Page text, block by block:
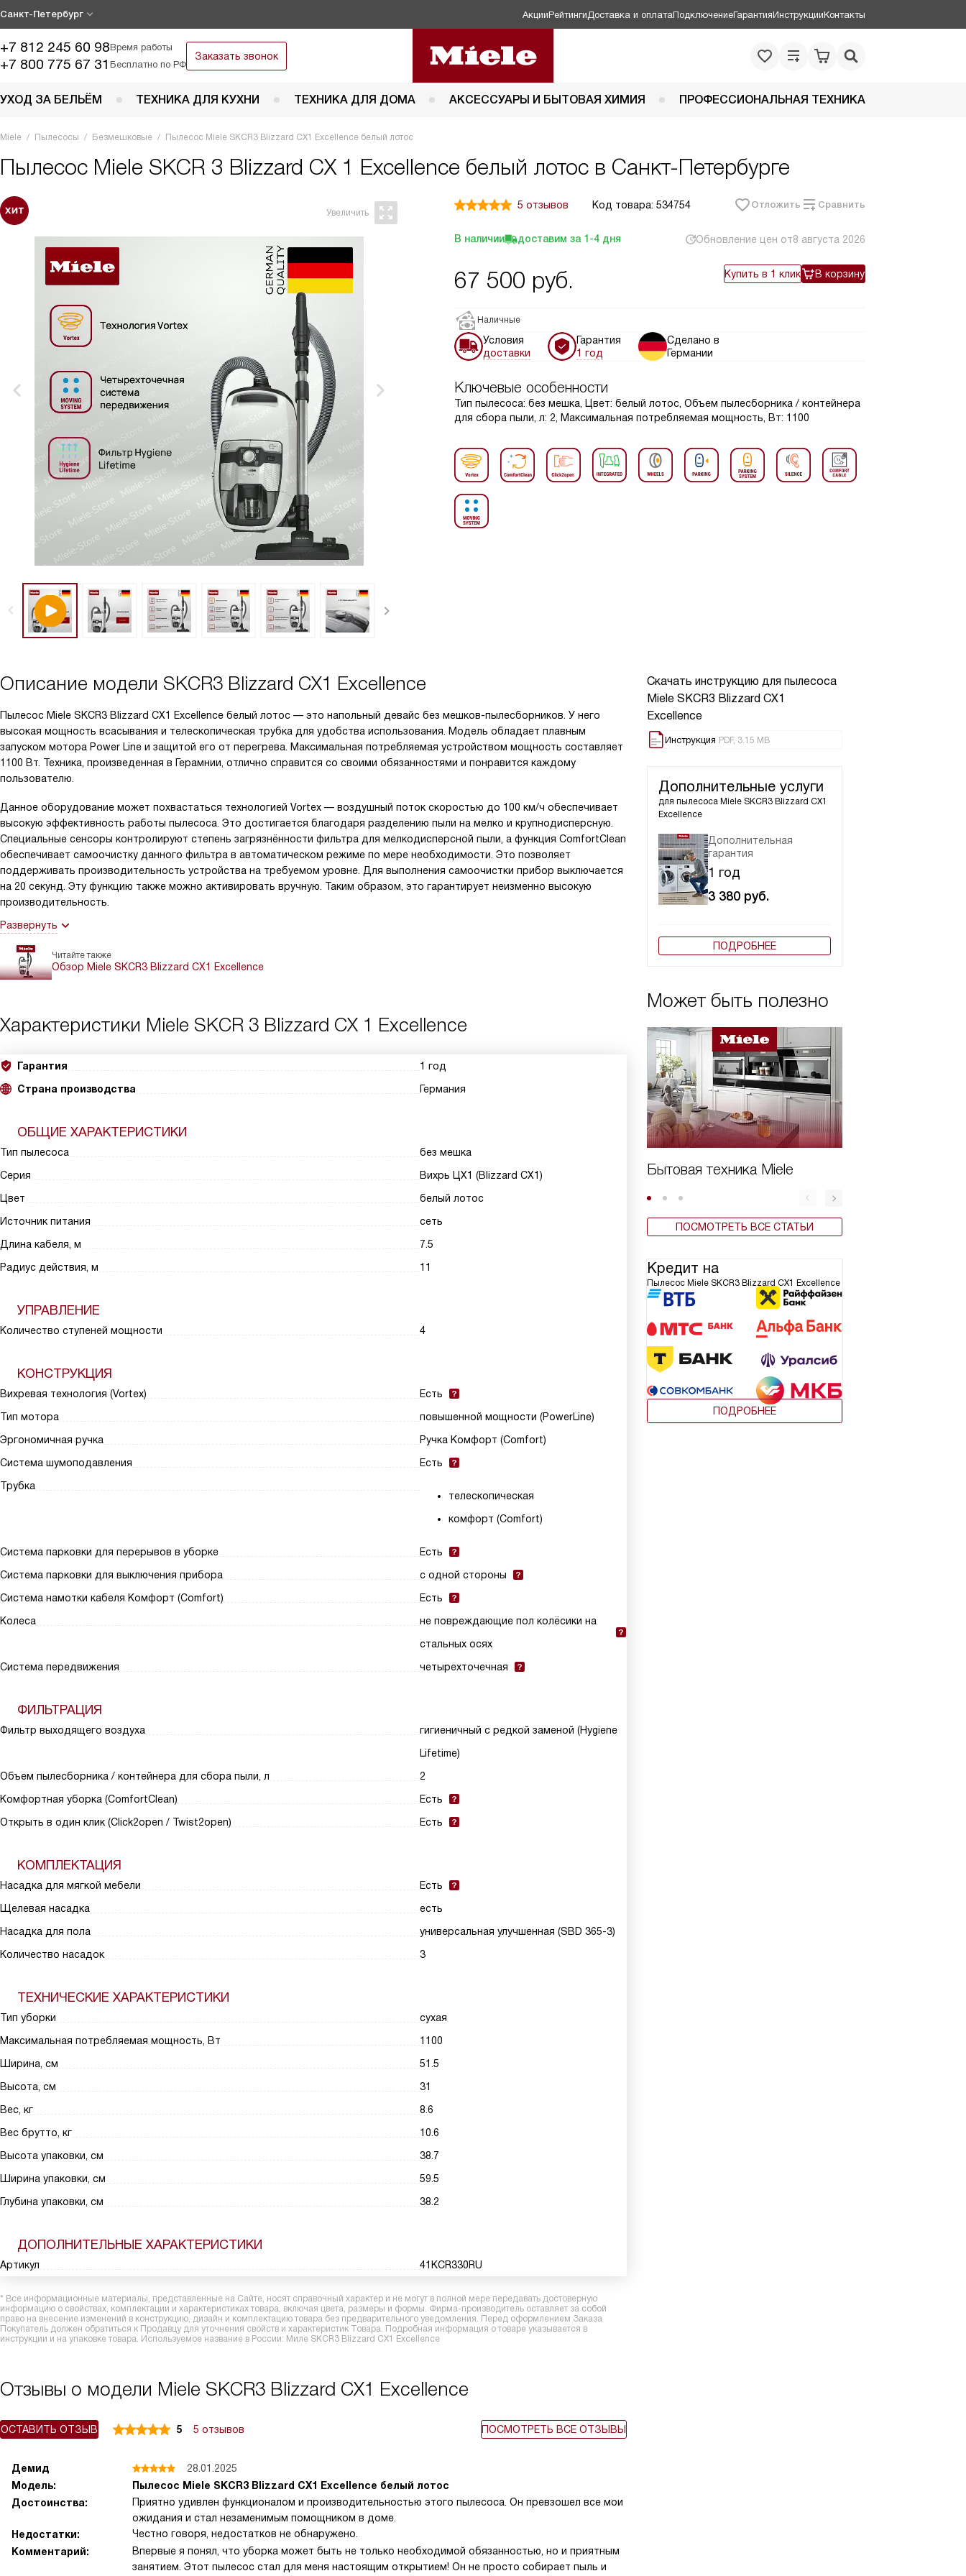
Санкт-Петербург АкцииРейтинги Доставка и оплатаПодключениеГарантияИнструкцииКонтакты
+7 812 245 60 98Время работы
+7 800 775 67 31 Бесплатно по РФ
Заказать звонок
УХОД ЗА БЕЛЬЁМ ТЕХНИКА ДЛЯ КУХНИ ТЕХНИКА ДЛЯ ДОМА АКСЕССУАРЫ И БЫТОВАЯ ХИМИЯ ПРОФЕССИОНАЛЬНАЯ ТЕХНИКА
Miele Пылесосы Безмешковые Пылесос Miele SKCR3 Blizzard CX1 Excellence белый лотос
Пылесос Miele SKCR 3 Blizzard CX 1 Excellence белый лотос в Санкт-Петербурге
5 отзывов Код товара: 534754 Отложить Сравнить
В наличии доставим за 1-4 дня Обновление цен от8 августа 2026
67 500 руб. Купить в 1 клик В корзину
Наличные
Условия
доставки
Гарантия
1 год
Сделано в
Германии
Ключевые особенности
Тип пылесоса: без мешка, Цвет: белый лотос, Объем пылесборника / контейнера
для сбора пыли, л: 2, Максимальная потребляемая мощность, Вт: 1100
Скачать инструкцию для пылесоса
Miele SKCR3 Blizzard CX1
Excellence
Инструкция PDF, 3.15 MB
Дополнительные услуги
для пылесоса Miele SKCR3 Blizzard CX1
Excellence
Дополнительная
гарантия
1 год
3 380 руб.
ПОДРОБНЕЕ
Может быть полезно
Бытовая техника Miele
ПОСМОТРЕТЬ ВСЕ СТАТЬИ
Кредит на
Пылесос Miele SKCR3 Blizzard CX1 Excellence
ПОДРОБНЕЕ
Описание модели SKCR3 Blizzard CX1 Excellence
Пылесос Miele SKCR3 Blizzard CX1 Excellence белый лотос — это напольный девайс без мешков-пылесборников. У него
высокая мощность всасывания и телескопическая трубка для удобства использования. Модель обладает плавным
запуском мотора Power Line и защитой его от перегрева. Максимальная потребляемая устройством мощность составляет
1100 Вт. Техника, произведенная в Герамнии, отлично справится со своими обязанностями и понравится каждому
пользователю.
Данное оборудование может похвастаться технологией Vortex — воздушный поток скоростью до 100 км/ч обеспечивает
высокую эффективность работы пылесоса. Это достигается благодаря разделению пыли на мелко и крупнодисперсную.
Специальные сенсоры контролируют степень загрязнённости фильтра для мелкодисперсной пыли, а функция ComfortClean
обеспечивает самоочистку данного фильтра в автоматическом режиме по мере необходимости. Это позволяет
поддерживать производительность устройства на требуемом уровне. Для выполнения самоочистки прибор выключается
на 20 секунд. Эту функцию также можно активировать вручную. Таким образом, это гарантирует неизменно высокую
производительность.
Развернуть
Читайте также
Обзор Miele SKCR3 Blizzard CX1 Excellence
Характеристики Miele SKCR 3 Blizzard CX 1 Excellence
Гарантия
1 год
Страна производства
Германия
ОБЩИЕ ХАРАКТЕРИСТИКИ
Тип пылесоса
без мешка
Серия
Вихрь ЦХ1 (Blizzard CX1)
Цвет
белый лотос
Источник питания
сеть
Длина кабеля, м
7.5
Радиус действия, м
11
УПРАВЛЕНИЕ
Количество ступеней мощности 4
КОНСТРУКЦИЯ
Вихревая технология (Vortex)
Есть
Тип мотора
повышенной мощности (PowerLine)
Эргономичная ручка
Ручка Комфорт (Comfort)
Система шумоподавления
Есть
Трубка
телескопическая
комфорт (Comfort)
Система парковки для перерывов в уборке
Есть
Система парковки для выключения прибора
с одной стороны
Система намотки кабеля Комфорт (Comfort)
Есть
Колеса
не повреждающие пол колёсики на
стальных осях
Система передвижения
четырехточечная
ФИЛЬТРАЦИЯ
Фильтр выходящего воздуха
гигиеничный с редкой заменой (Hygiene
Lifetime)
Объем пылесборника / контейнера для сбора пыли, л
2
Комфортная уборка (ComfortClean)
Есть
Открыть в один клик (Click2open / Twist2open)
Есть
КОМПЛЕКТАЦИЯ
Насадка для мягкой мебели
Есть
Щелевая насадка
есть
Насадка для пола
универсальная улучшенная (SBD 365-3)
Количество насадок
3
ТЕХНИЧЕСКИЕ ХАРАКТЕРИСТИКИ
Тип уборки
сухая
Максимальная потребляемая мощность, Вт
1100
Ширина, см
51.5
Высота, см
31
Вес, кг
8.6
Вес брутто, кг
10.6
Высота упаковки, см
38.7
Ширина упаковки, см
59.5
Глубина упаковки, см
38.2
ДОПОЛНИТЕЛЬНЫЕ ХАРАКТЕРИСТИКИ
Артикул 41KCR330RU
* Все информационные материалы, представленные на Сайте, носят справочный характер и не могут в полной мере передавать достоверную
информацию о свойствах, комплектации и характеристиках товара, включая цвета, размеры и формы. Фирма-производитель оставляет за собой
право на внесение изменений в конструкцию, дизайн и комплектацию товара без предварительного уведомления. Перед оформлением Заказа
Покупатель должен обратиться к Продавцу для уточнения свойств и характеристик Товара. Подробная информация о товаре указывается в
инструкции и на упаковке товара. Используемое название в России: Миле SKCR3 Blizzard CX1 Excellence
Отзывы о модели Miele SKCR3 Blizzard CX1 Excellence
5 5 отзывов
ОСТАВИТЬ ОТЗЫВ ПОСМОТРЕТЬ ВСЕ ОТЗЫВЫ
Демид
28.01.2025
Модель:
Пылесос Miele SKCR3 Blizzard CX1 Excellence белый лотос
Достоинства:
Приятно удивлен функционалом и производительностью этого пылесоса. Он превзошел все мои
ожидания и стал незаменимым помощником в доме.
Недостатки:
Честно говоря, недостатков не обнаружено.
Комментарий:
Впервые я понял, что уборка может быть не только необходимой обязанностью, но и приятным
занятием. Этот пылесос стал для меня настоящим открытием! Он не просто собирает пыль и